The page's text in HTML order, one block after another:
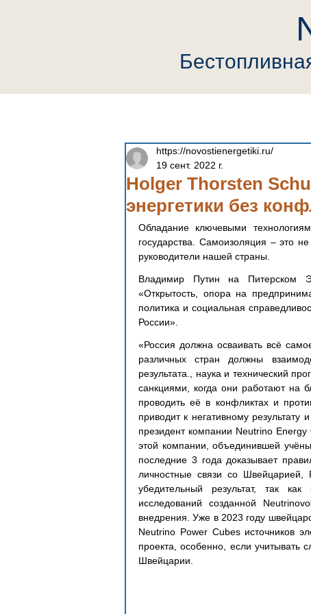
Holger Thorsten
энергетики без
https://novostienergetiki.ru/
19 сент. 2022 г.
Обладание ключевыми
государства. Самоизоляция – это
руководители нашей страны.
Владимир Путин на Питерском
«Открытость, опора на
политика и социальная
России».
«Россия должна осваивать всё
различных стран должны
результата., наука и технический
санкциями, когда они работают на
проводить её в конфликтах и
приводит к негативному результату
президент компании Neutrino
этой компании, объединившей
последние 3 года доказывает
личностные связи со
убедительный результат, так
исследований созданной
внедрения. Уже в 2023 году
Neutrino Power Cubes источников
проекта, особенно, если учитывать
Швейцарии.